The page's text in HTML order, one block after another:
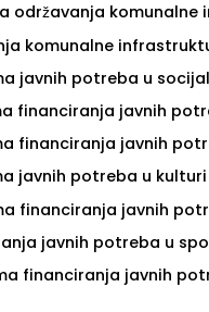
održavanja
komunalne
javnih potreba u
financiranja javnih
financiranja javnih
javnih potreba u kulturi
financiranja javnih
javnih potreba u
financiranja javnih